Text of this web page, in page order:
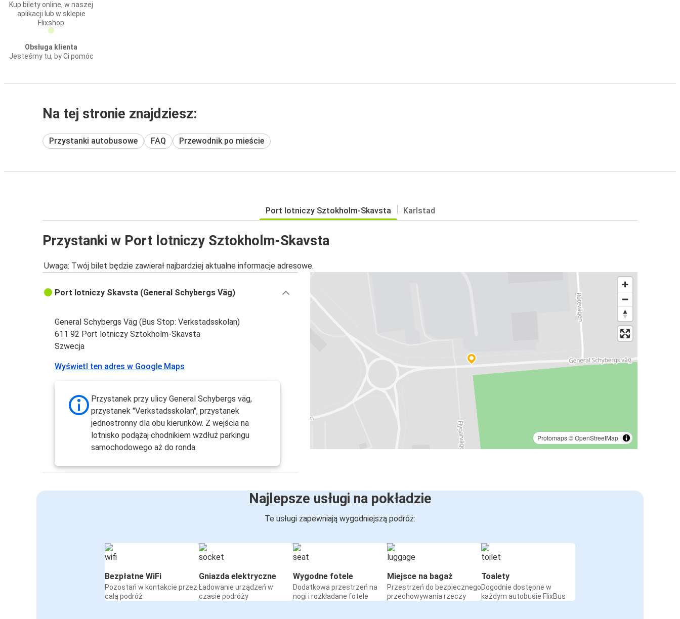
Kup bilety online, w naszej
aplikacji lub w sklepie
Flixshop
Obsługa klienta
Jesteśmy tu, by Ci pomóc
Na tej stronie znajdziesz:
Przystanki autobusowe FAQ Przewodnik po mieście
Port lotniczy Sztokholm-Skavsta Karlstad
Przystanki w Port lotniczy Sztokholm-Skavsta
Uwaga: Twój bilet będzie zawierał najbardziej aktualne informacje adresowe.
Protomaps©OpenStreetMap
Port lotniczy Skavsta (General Schybergs Väg)
General Schybergs Väg (Bus Stop: Verkstadsskolan)
611 92 Port lotniczy Sztokholm-Skavsta
Szwecja
Wyświetl ten adres w Google Maps
Przystanek przy ulicy General Schybergs väg,
przystanek "Verkstadsskolan", przystanek
jednostronny dla obu kierunków. Z wejścia na
lotnisko podążaj chodnikiem wzdłuż parkingu
samochodowego aż do ronda.
Najlepsze usługi na pokładzie
Te usługi zapewniają wygodniejszą podróż:
Bezpłatne WiFi
Pozostań w kontakcie przez
całą podróż
Gniazda elektryczne
Ładowanie urządzeń w
czasie podróży
Wygodne fotele
Dodatkowa przestrzeń na
nogi i rozkładane fotele
Miejsce na bagaż
Przestrzeń do bezpiecznego
przechowywania rzeczy
Toalety
Dogodnie dostępne w
każdym autobusie FlixBus